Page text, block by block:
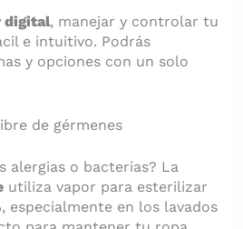
digital, manejar y controlar tu
e intuitivo. Podrás
y opciones con un solo
de gérmenes
alergias o bacterias? La
utiliza vapor para esterilizar
especialmente en los lavados